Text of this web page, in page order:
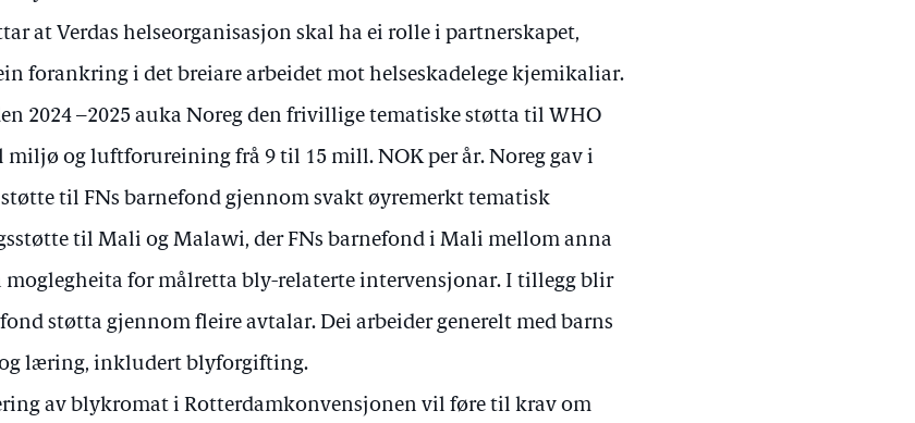
at Verdas helseorganisasjon skal ha ei rolle i partnerskapet,
forankring i det breiare arbeidet mot helseskadelege kjemikaliar.
2024 –2025 auka Noreg den frivillige tematiske støtta til WHO
miljø og luftforureining frå 9 til 15 mill. NOK per år. Noreg gav i
støtte til FNs barnefond gjennom svakt øyremerkt tematisk
til Mali og Malawi, der FNs barnefond i Mali mellom anna
moglegheita for målretta bly-relaterte intervensjonar. I tillegg blir
støtta gjennom fleire avtalar. Dei arbeider generelt med barns
læring, inkludert blyforgifting.
av blykromat i Rotterdamkonvensjonen vil føre til krav om